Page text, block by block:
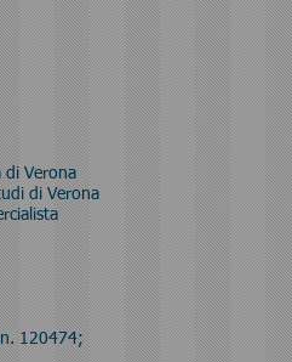
di Verona
di Verona
n. 120474;